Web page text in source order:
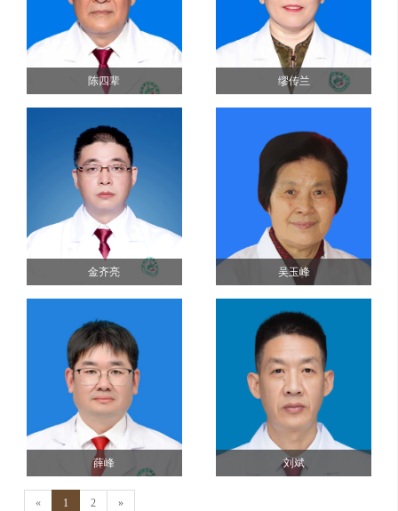
陈四辈 缪传兰
金齐亮 吴玉峰
薛峰 刘斌
« 1 2 »